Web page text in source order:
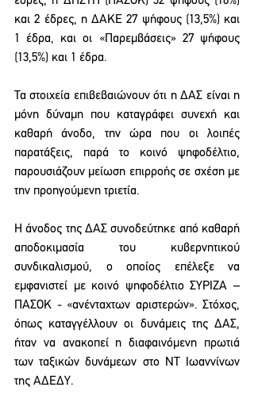
και 2 έδρες, η ΔΑΚΕ 27 ψήφους (13,5%) και
1 έδρα, και οι «Παρεμβάσεις» 27 ψήφους
(13,5%) και 1 έδρα.
Τα στοιχεία επιβεβαιώνουν ότι η ΔΑΣ είναι η
μόνη δύναμη που καταγράφει συνεχή και
καθαρή άνοδο, την ώρα που οι λοιπές
παρατάξεις, παρά το κοινό ψηφοδέλτιο,
παρουσιάζουν μείωση επιρροής σε σχέση με
την προηγούμενη τριετία.
Η άνοδος της ΔΑΣ συνοδεύτηκε από καθαρή
αποδοκιμασία του κυβερνητικού
συνδικαλισμού, ο οποίος επέλεξε να
εμφανιστεί με κοινό ψηφοδέλτιο ΣΥΡΙΖΑ –
ΠΑΣΟΚ - «ανένταχτων αριστερών». Στόχος,
όπως καταγγέλλουν οι δυνάμεις της ΔΑΣ,
ήταν να ανακοπεί η διαφαινόμενη πρωτιά
των ταξικών δυνάμεων στο ΝΤ Ιωαννίνων
της ΑΔΕΔΥ.